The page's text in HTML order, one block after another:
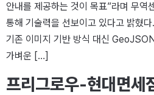
안내를 제공하는 것이 목표”라며 무역
통해 기술력을 선보이고 있다고 밝혔
기존 이미지 기반 방식 대신
가벼운 […]
프리그로우-현대면세